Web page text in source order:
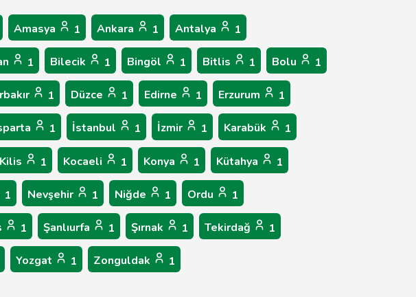
Amasya 1 Ankara 1 Antalya 1
1 Bilecik 1 Bingöl 1 Bitlis 1 Bolu 1
1 Düzce 1 Edirne 1 Erzurum 1
1 İstanbul 1 İzmir 1 Karabük 1
Kilis 1 Kocaeli 1 Konya 1 Kütahya 1
1 Nevşehir 1 Niğde 1 Ordu 1
1 Şanlıurfa 1 Şırnak 1 Tekirdağ 1
Yozgat 1 Zonguldak 1